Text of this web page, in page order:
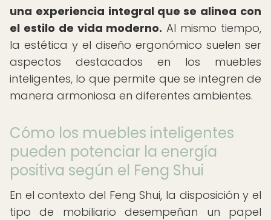
una experiencia integral que se alinea con
el estilo de vida moderno. Al mismo tiempo,
la estética y el diseño ergonómico suelen ser
aspectos destacados en los muebles
inteligentes, lo que permite que se integren de
manera armoniosa en diferentes ambientes.
Cómo los muebles inteligentes
pueden potenciar la energía
positiva según el Feng Shui
En el contexto del Feng Shui, la disposición y el
tipo de mobiliario desempeñan un papel